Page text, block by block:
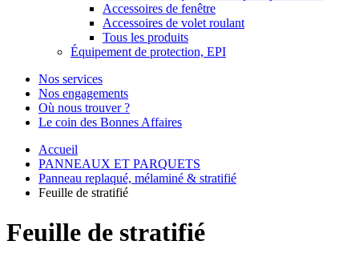
Accessoires de fenêtre
Accessoires de volet roulant
Tous les produits
Équipement de protection, EPI
Nos services
Nos engagements
Où nous trouver ?
Le coin des Bonnes Affaires
Accueil
PANNEAUX ET PARQUETS
Panneau replaqué, mélaminé & stratifié
Feuille de stratifié
Feuille de stratifié